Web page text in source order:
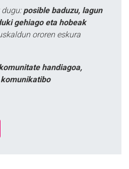
posible baduzu, lagun
gehiago eta hobeak
ororen eskura
handiagoa,